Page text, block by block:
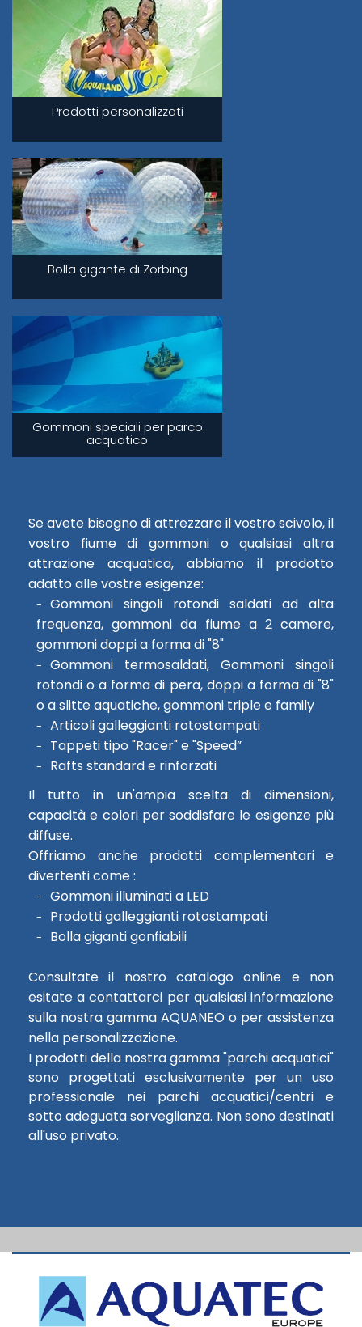
Prodotti personalizzati
Bolla gigante di Zorbing
Gommoni speciali per parco
acquatico
Se avete bisogno di attrezzare il vostro scivolo, il
vostro fiume di gommoni o qualsiasi altra
attrazione acquatica, abbiamo il prodotto
adatto alle vostre esigenze:
Gommoni singoli rotondi saldati ad alta
frequenza, gommoni da fiume a 2 camere,
gommoni doppi a forma di "8"
Gommoni termosaldati, Gommoni singoli
rotondi o a forma di pera, doppi a forma di "8"
o a slitte aquatiche, gommoni triple e family
Articoli galleggianti rotostampati
Tappeti tipo "Racer" e "Speed”
Rafts standard e rinforzati
Il tutto in un'ampia scelta di dimensioni,
capacità e colori per soddisfare le esigenze più
diffuse.
Offriamo anche prodotti complementari e
divertenti come :
Gommoni illuminati a LED
Prodotti galleggianti rotostampati
Bolla giganti gonfiabili
Consultate il nostro catalogo online e non
esitate a contattarci per qualsiasi informazione
sulla nostra gamma AQUANEO o per assistenza
nella personalizzazione.
I prodotti della nostra gamma "parchi acquatici"
sono progettati esclusivamente per un uso
professionale nei parchi acquatici/centri e
sotto adeguata sorveglianza. Non sono destinati
all'uso privato.